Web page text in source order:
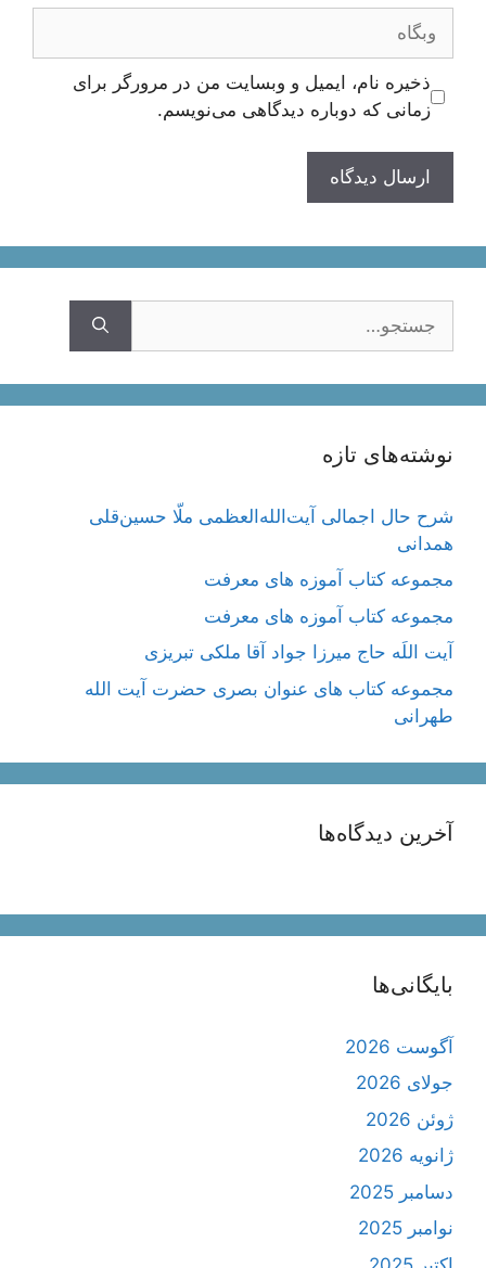
وبگاه
ذخیره نام، ایمیل و وبسایت من در مرورگر برای
زمانی که دوباره دیدگاهی می‌نویسم.
نوشته‌های تازه
شرح حال اجمالی آیت‌الله‌العظمی ملّا حسین‌قلی
همدانی
مجموعه کتاب آموزه های معرفت
مجموعه کتاب آموزه های معرفت
آیت اللَه حاج میرزا جواد آقا ملکی تبریزی
مجموعه کتاب های عنوان بصری حضرت آیت الله
طهرانی
آخرین دیدگاه‌ها
بایگانی‌ها
آگوست 2026
جولای 2026
ژوئن 2026
ژانویه 2026
دسامبر 2025
نوامبر 2025